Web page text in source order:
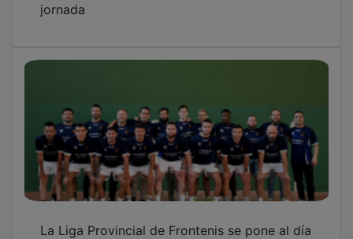
jornada
La Liga Provincial de Frontenis se pone al día